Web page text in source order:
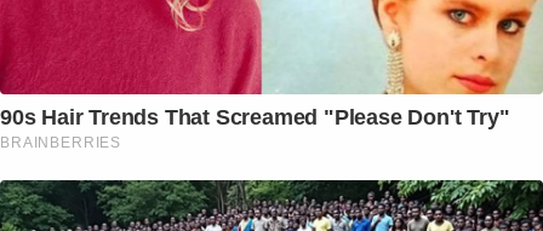
90s Hair Trends That Screamed "Please Don't Try"
BRAINBERRIES